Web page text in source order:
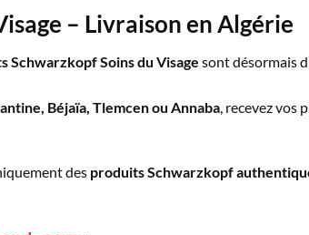
– Livraison en Algérie
Schwarzkopf Soins du Visage sont désormais
Béjaïa, Tlemcen ou Annaba, recevez vos
des produits Schwarzkopf